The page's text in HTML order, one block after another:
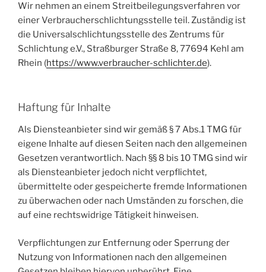
Wir nehmen an einem Streitbeilegungsverfahren vor
einer Verbraucherschlichtungsstelle teil. Zuständig ist
die Universalschlichtungsstelle des Zentrums für
Schlichtung e.V., Straßburger Straße 8, 77694 Kehl am
Rhein (https://www.verbraucher-schlichter.de).
Haftung für Inhalte
Als Diensteanbieter sind wir gemäß § 7 Abs.1 TMG für
eigene Inhalte auf diesen Seiten nach den allgemeinen
Gesetzen verantwortlich. Nach §§ 8 bis 10 TMG sind wir
als Diensteanbieter jedoch nicht verpflichtet,
übermittelte oder gespeicherte fremde Informationen
zu überwachen oder nach Umständen zu forschen, die
auf eine rechtswidrige Tätigkeit hinweisen.
Verpflichtungen zur Entfernung oder Sperrung der
Nutzung von Informationen nach den allgemeinen